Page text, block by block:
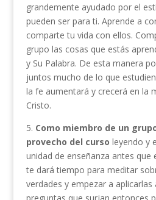
grandemente ayudado por el
pueden ser para ti. Aprende a
comparte tu vida con ellos.
grupo las cosas que estás
y Su Palabra. De esta manera
juntos mucho de lo que
la fe aumentará y crecerá en la
Cristo.
5. Como miembro de un
provecho del curso leyendo y
unidad de enseñanza antes que
te dará tiempo para meditar
verdades y empezar a aplicarlas